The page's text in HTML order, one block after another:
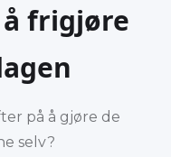
frigjøre
på å gjøre de
selv?